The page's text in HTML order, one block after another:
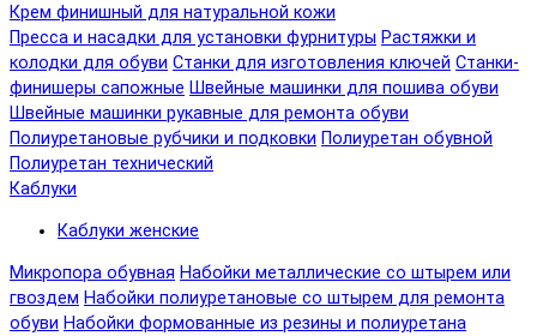
Крем финишный для натуральной кожи
Пресса и насадки для установки фурнитуры Растяжки и
колодки для обуви Станки для изготовления ключей Станки-
финишеры сапожные Швейные машинки для пошива обуви
Швейные машинки рукавные для ремонта обуви
Полиуретановые рубчики и подковки Полиуретан обувной
Полиуретан технический
Каблуки
Каблуки женские
Микропора обувная Набойки металлические со штырем или
гвоздем Набойки полиуретановые со штырем для ремонта
обуви Набойки формованные из резины и полиуретана